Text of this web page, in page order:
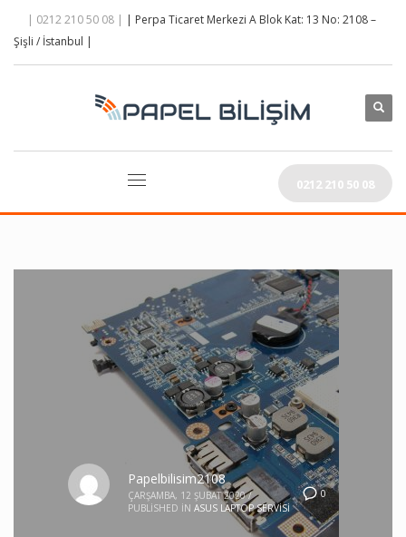
| 0212 210 50 08 | | Perpa Ticaret Merkezi A Blok Kat: 13 No: 2108 –
Şişli / İstanbul |
0212 210 50 08
0
Papelbilisim2108
ÇARŞAMBA, 12 ŞUBAT 2020 /
PUBLISHED IN ASUS LAPTOP SERVISI